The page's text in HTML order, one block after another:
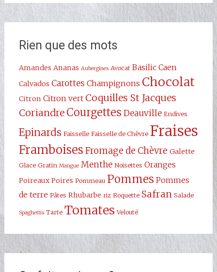
Rien que des mots
Amandes Ananas Aubergines Avocat Basilic Caen
Calvados Carottes Champignons Chocolat
Citron Citron vert Coquilles St Jacques
Coriandre Courgettes Deauville Endives
Epinards Faisselle Faisselle de Chèvre Fraises
Framboises Fromage de Chèvre Galette
Glace Gratin Mangue Menthe Noisettes Oranges
Poireaux Poires Pommeau Pommes Pommes
de terre Pâtes Rhubarbe riz Roquette Safran Salade
Spaghettis Tarte Tomates Velouté